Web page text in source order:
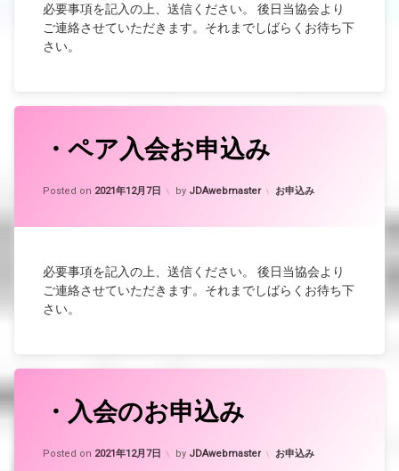
必要事項を記入の上、送信ください。 後日当協会より
ご連絡させていただきます。それまでしばらくお待ち下
さい。
・ペア入会お申込み
Posted on 2021年12月7日
Updated on 2021年12月17日
by JDAwebmaster カテゴリー:
お申込み
必要事項を記入の上、送信ください。 後日当協会より
ご連絡させていただきます。それまでしばらくお待ち下
さい。
・入会のお申込み
Posted on 2021年12月7日
Updated on 2021年12月17日
by JDAwebmaster カテゴリー:
お申込み